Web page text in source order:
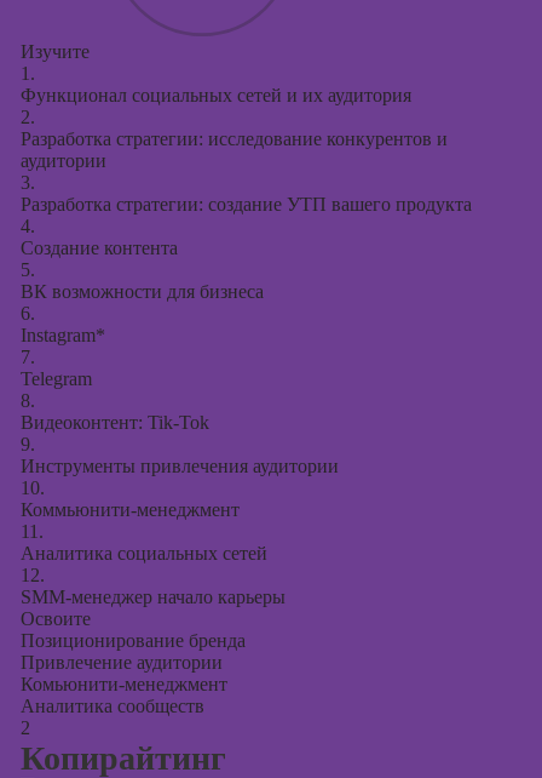
Изучите
1.
Функционал социальных сетей и их аудитория
2.
Разработка стратегии: исследование конкурентов и
аудитории
3.
Разработка стратегии: создание УТП вашего продукта
4.
Создание контента
5.
ВК возможности для бизнеса
6.
Instagram*
7.
Telegram
8.
Видеоконтент: Tik-Tok
9.
Инструменты привлечения аудитории
10.
Коммьюнити-менеджмент
11.
Аналитика социальных сетей
12.
SMM-менеджер начало карьеры
Освоите
Позиционирование бренда
Привлечение аудитории
Комьюнити-менеджмент
Аналитика сообществ
2
Копирайтинг